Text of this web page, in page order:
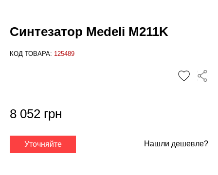
Синтезатор Medeli M211K
КОД ТОВАРА: 125489
8 052 грн
Уточняйте Нашли дешевле?